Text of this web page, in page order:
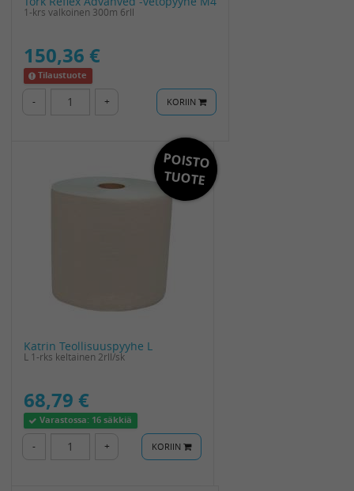
1-krs valkoinen 300m 6rll
150,36 €
Tilaustuote
- + KORIIN
POISTO
TUOTE
Katrin Teollisuuspyyhe L
L 1-rks keltainen 2rll/sk
68,79 €
Varastossa: 16 säkkiä
- + KORIIN